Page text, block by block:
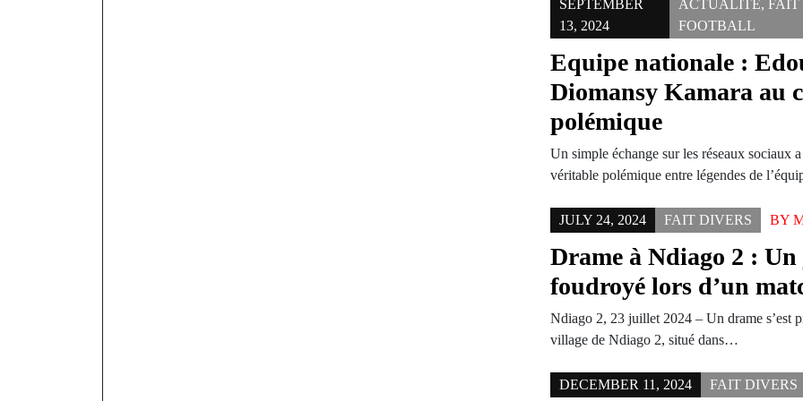
SEPTEMBER
13, 2024
ACTUALITÉ,
FOOTBALL
Equipe nationale :
Diomansy Kamara au
polémique
Un simple échange sur les réseaux sociaux
véritable polémique entre légendes de
JULY 24, 2024 FAIT DIVERS BY
Drame à Ndiago 2 :
foudroyé lors d’un
Ndiago 2, 23 juillet 2024 – Un drame s’est
village de Ndiago 2, situé dans…
DECEMBER 11, 2024 FAIT DIVERS